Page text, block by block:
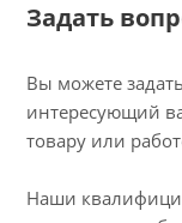
Задать
Вы можете
интересующий
товару или
Наши